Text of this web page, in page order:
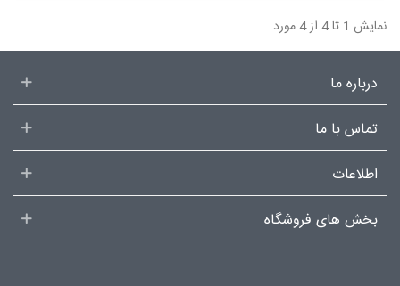
نمایش 1 تا 4 از 4 مورد
درباره ما
تماس با ما
اطلاعات
بخش های فروشگاه